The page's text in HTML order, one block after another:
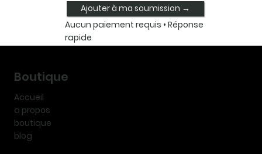
Ajouter à ma soumission →
Aucun paiement requis • Réponse
rapide
Boutique
Accueil
a propos
boutique
blog